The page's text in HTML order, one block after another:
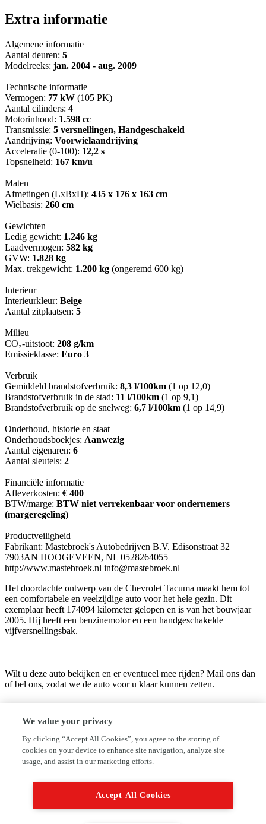
Extra informatie
Algemene informatie
Aantal deuren: 5
Modelreeks: jan. 2004 - aug. 2009
Technische informatie
Vermogen: 77 kW (105 PK)
Aantal cilinders: 4
Motorinhoud: 1.598 cc
Transmissie: 5 versnellingen, Handgeschakeld
Aandrijving: Voorwielaandrijving
Acceleratie (0-100): 12,2 s
Topsnelheid: 167 km/u
Maten
Afmetingen (LxBxH): 435 x 176 x 163 cm
Wielbasis: 260 cm
Gewichten
Ledig gewicht: 1.246 kg
Laadvermogen: 582 kg
GVW: 1.828 kg
Max. trekgewicht: 1.200 kg (ongeremd 600 kg)
Interieur
Interieurkleur: Beige
Aantal zitplaatsen: 5
Milieu
CO₂-uitstoot: 208 g/km
Emissieklasse: Euro 3
Verbruik
Gemiddeld brandstofverbruik: 8,3 l/100km (1 op 12,0)
Brandstofverbruik in de stad: 11 l/100km (1 op 9,1)
Brandstofverbruik op de snelweg: 6,7 l/100km (1 op 14,9)
Onderhoud, historie en staat
Onderhoudsboekjes: Aanwezig
Aantal eigenaren: 6
Aantal sleutels: 2
Financiële informatie
Afleverkosten: € 400
BTW/marge: BTW niet verrekenbaar voor ondernemers
(margeregeling)
Productveiligheid
Fabrikant: Mastebroek's Autobedrijven B.V. Edisonstraat 32
7903AN HOOGEVEEN, NL 0528264055
http://www.mastebroek.nl info@mastebroek.nl
Het doordachte ontwerp van de Chevrolet Tacuma maakt hem tot
een comfortabele en veelzijdige auto voor het hele gezin. Dit
exemplaar heeft 174094 kilometer gelopen en is van het bouwjaar
2005. Hij heeft een benzinemotor en een handgeschakelde
vijfversnellingsbak.
Wilt u deze auto bekijken en er eventueel mee rijden? Mail ons dan
of bel ons, zodat we de auto voor u klaar kunnen zetten.
Welkom bij Mastebroek's autobedrijven, met vestigingen in de
Krim, Hardenberg en Hoogeveen. Wij zijn specialist in het merk
Suzuki (Hoogeveen) en daarnaast specialist in Mitsubishi en
Hyundai. daarnaast hebben wij een groot aanbod occasions van alle
Voor meer informatie kunt u Bellen met Han, Hoogeveen 0528-
264055 of Jan, Hardenberg 0523-267000 of Gerald, de Krim 0524-
We value your privacy
By clicking “Accept All Cookies”, you agree to the storing of
cookies on your device to enhance site navigation, analyze site
usage, and assist in our marketing efforts.
Accept All Cookies